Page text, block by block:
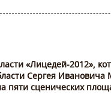
«Лицедей-2012»,
Сергея
пяти сценических